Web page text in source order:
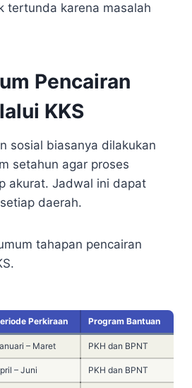
tertunda karena masalah
Pencairan
KKS
sosial biasanya dilakukan
setahun agar proses
akurat. Jadwal ini dapat
daerah.
tahapan pencairan
Perkiraan Program Bantuan
– Maret PKH dan BPNT
– Juni PKH dan BPNT